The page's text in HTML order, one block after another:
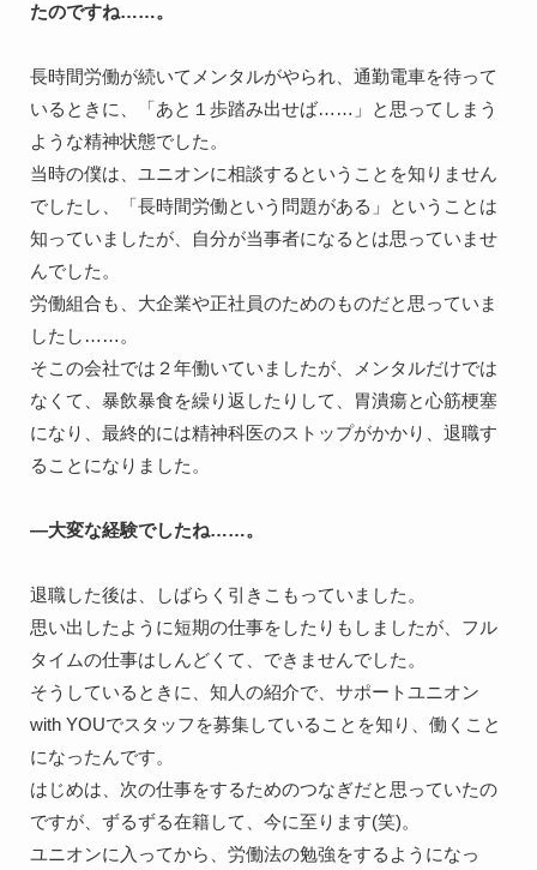
たのですね……。
長時間労働が続いてメンタルがやられ、通勤電車を待って
いるときに、「あと１歩踏み出せば……」と思ってしまう
ような精神状態でした。
当時の僕は、ユニオンに相談するということを知りません
でしたし、「長時間労働という問題がある」ということは
知っていましたが、自分が当事者になるとは思っていませ
んでした。
労働組合も、大企業や正社員のためのものだと思っていま
したし……。
そこの会社では２年働いていましたが、メンタルだけでは
なくて、暴飲暴食を繰り返したりして、胃潰瘍と心筋梗塞
になり、最終的には精神科医のストップがかかり、退職す
ることになりました。
―大変な経験でしたね……。
退職した後は、しばらく引きこもっていました。
思い出したように短期の仕事をしたりもしましたが、フル
タイムの仕事はしんどくて、できませんでした。
そうしているときに、知人の紹介で、サポートユニオン
with YOUでスタッフを募集していることを知り、働くこと
になったんです。
はじめは、次の仕事をするためのつなぎだと思っていたの
ですが、ずるずる在籍して、今に至ります(笑)。
ユニオンに入ってから、労働法の勉強をするようになっ